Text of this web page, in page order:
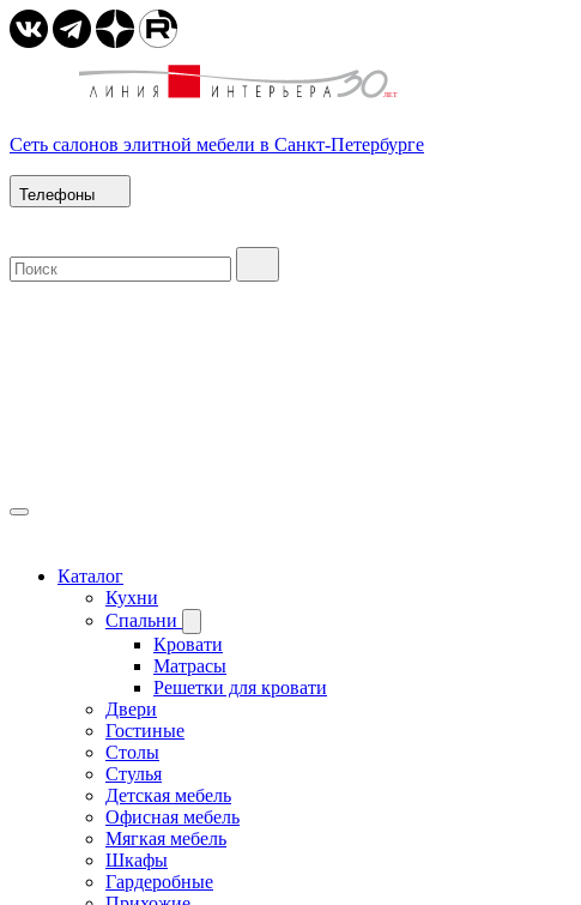
Сеть салонов элитной мебели в Санкт-Петербурге
Телефоны
Каталог
Кухни
Спальни
Кровати
Матрасы
Решетки для кровати
Двери
Гостиные
Столы
Стулья
Детская мебель
Офисная мебель
Мягкая мебель
Шкафы
Гардеробные